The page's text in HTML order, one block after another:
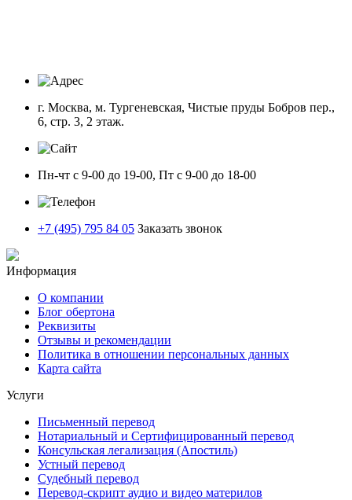
г. Москва, м. Тургеневская, Чистые пруды Бобров пер.,
6, стр. 3, 2 этаж.
Пн-чт с 9-00 до 19-00, Пт с 9-00 до 18-00
+7 (495) 795 84 05 Заказать звонок
Информация
О компании
Блог обертона
Реквизиты
Отзывы и рекомендации
Политика в отношении персональных данных
Карта сайта
Услуги
Письменный перевод
Нотариальный и Сертифицированный перевод
Консульская легализация (Апостиль)
Устный перевод
Судебный перевод
Перевод-скрипт аудио и видео материлов